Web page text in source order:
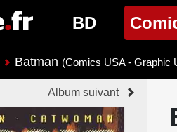
BD
Nouveautés BD
Prochaines
Batman (Comics USA - Graphic
Album suivant